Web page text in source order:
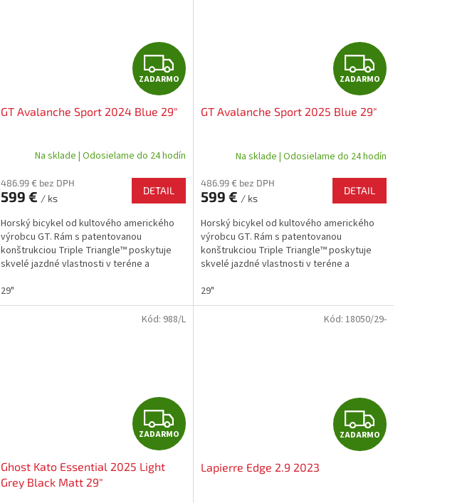
Z
A
A
R
M
ZADARMO
GT Avalanche Sport 2024 Blue 29"
Na sklade | Odosielame do 24 hodín
486.99 € bez DPH
599 € / ks
DETAIL
Horský bicykel od kultového amerického
výrobcu GT. Rám s patentovanou
konštrukciou Triple Triangle™ poskytuje
skvelé jazdné vlastnosti v teréne a
29"
Z
A
A
R
M
ZADARMO
GT Avalanche Sport 2025 Blue 29"
Na sklade | Odosielame do 24 hodín
486.99 € bez DPH
599 € / ks
DETAIL
Horský bicykel od kultového amerického
výrobcu GT. Rám s patentovanou
konštrukciou Triple Triangle™ poskytuje
skvelé jazdné vlastnosti v teréne a
29"
Z
A
ZADARMO
Ghost Kato Essential 2025 Light
Grey Black Matt 29"
Kód: 988/L
Z
A
ZADARMO
Lapierre Edge 2.9 2023
Kód: 18050/29-